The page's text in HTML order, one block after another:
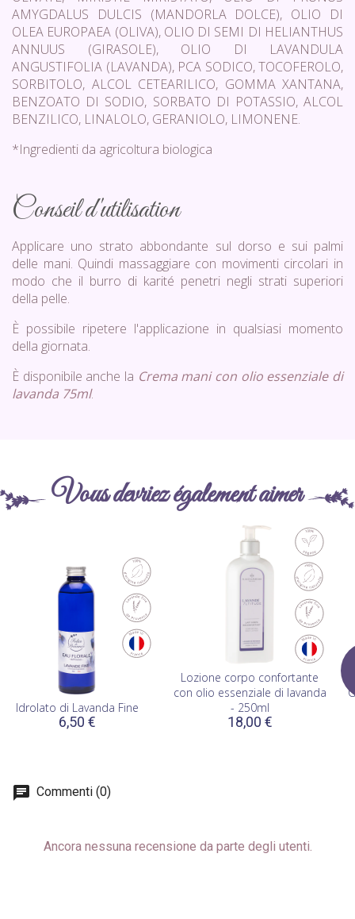
AMYGDALUS DULCIS (MANDORLA DOLCE), OLIO DI
OLEA EUROPAEA (OLIVA), OLIO DI SEMI DI HELIANTHUS
ANNUUS (GIRASOLE), OLIO DI LAVANDULA
ANGUSTIFOLIA (LAVANDA), PCA SODICO, TOCOFEROLO,
SORBITOLO, ALCOL CETEARILICO, GOMMA XANTANA,
BENZOATO DI SODIO, SORBATO DI POTASSIO, ALCOL
BENZILICO, LINALOLO, GERANIOLO, LIMONENE.
*Ingredienti da agricoltura biologica
Conseil d'utilisation
Applicare uno strato abbondante sul dorso e sui palmi
delle mani. Quindi massaggiare con movimenti circolari in
modo che il burro di karité penetri negli strati superiori
della pelle.
È possibile ripetere l'applicazione in qualsiasi momento
della giornata.
È disponibile anche la Crema mani con olio essenziale di
lavanda 75ml.
Vous devriez également aimer
Idrolato di Lavanda Fine
6,50 €
Lozione corpo confortante
con olio essenziale di lavanda
- 250ml
18,00 €
Commenti (0)
Ancora nessuna recensione da parte degli utenti.